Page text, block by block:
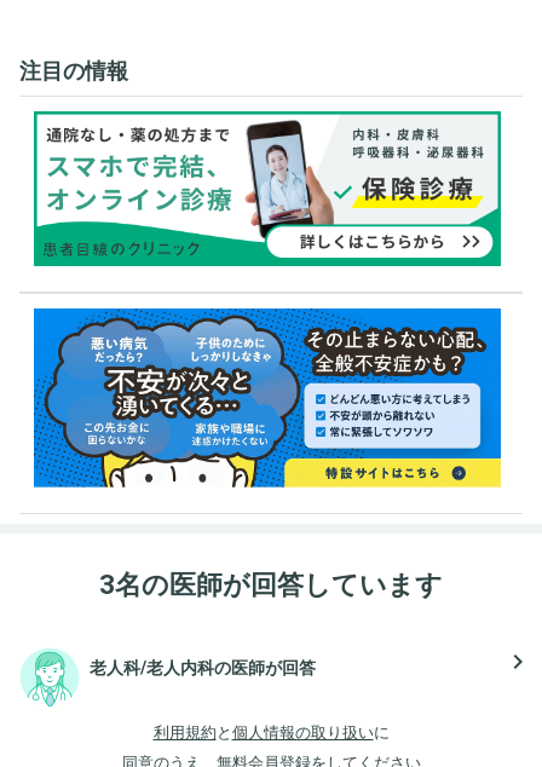
注目の情報
3名の医師が回答しています
老人科/老人内科の医師が回答 navigate_next
利用規約 と 個人情報の取り扱いに
同意のうえ、無料会員登録をしてください